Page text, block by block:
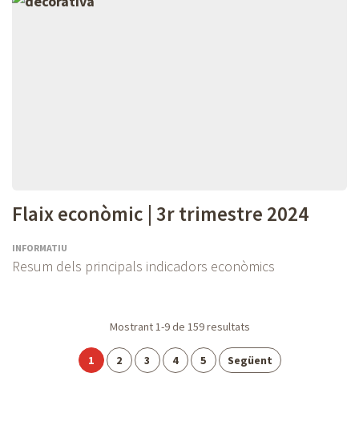
Flaix econòmic | 3r trimestre 2024
INFORMATIU
Resum dels principals indicadors econòmics
Mostrant1-9de 159resultats
Pàgina
1 Pàgina
2 Pàgina
3 Pàgina
4 Pàgina
5 Següent